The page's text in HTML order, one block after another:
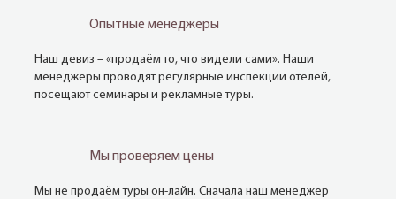
Опытные менеджеры
Наш девиз – «продаём то, что видели сами». Наши
менеджеры проводят регулярные инспекции отелей,
посещают семинары и рекламные туры.
Мы проверяем цены
Мы не продаём туры он-лайн. Сначала наш менеджер